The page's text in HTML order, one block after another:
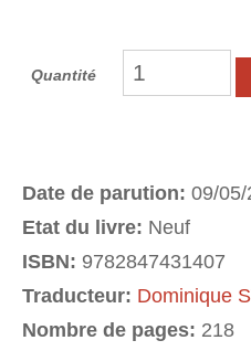
Quantité
Date de parution: 09/05/
Etat du livre: Neuf
ISBN: 9782847431407
Traducteur: Dominique
Nombre de pages: 218